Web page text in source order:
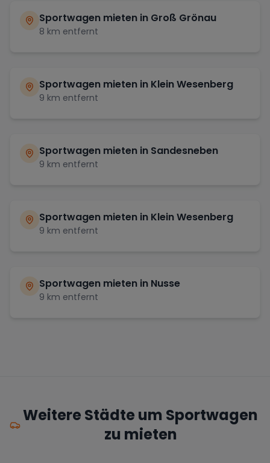
Sportwagen mieten in Groß Grönau
8 km entfernt
Sportwagen mieten in Klein Wesenberg
9 km entfernt
Sportwagen mieten in Sandesneben
9 km entfernt
Sportwagen mieten in Klein Wesenberg
9 km entfernt
Sportwagen mieten in Nusse
9 km entfernt
Weitere Städte um Sportwagen
zu mieten